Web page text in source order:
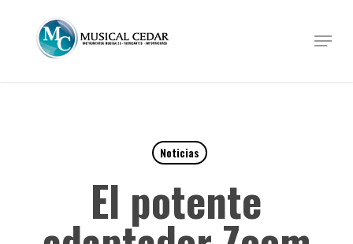
Menu
Noticias
El potente
Close